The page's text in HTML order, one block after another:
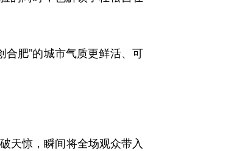
肥”的城市气质更鲜活、可
惊，瞬间将全场观众带入